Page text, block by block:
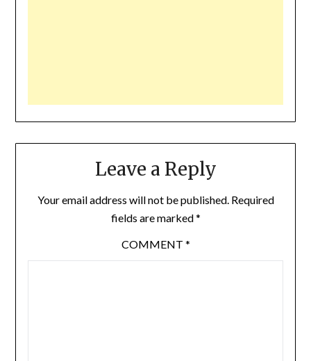
Leave a Reply
Your email address will not be published. Required
fields are marked*
COMMENT *